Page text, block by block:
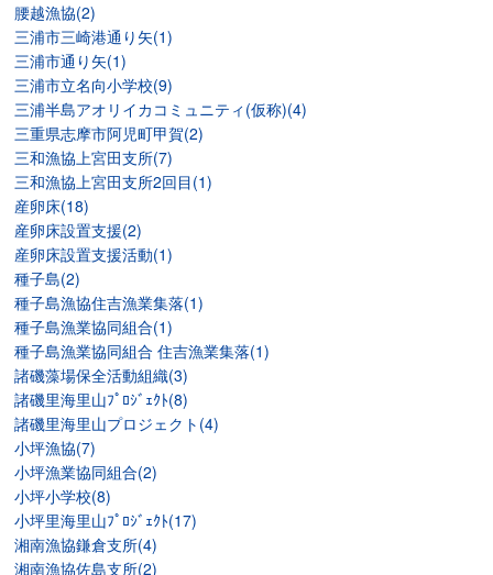
腰越漁協(2)
三浦市三崎港通り矢(1)
三浦市通り矢(1)
三浦市立名向小学校(9)
三浦半島アオリイカコミュニティ(仮称)(4)
三重県志摩市阿児町甲賀(2)
三和漁協上宮田支所(7)
三和漁協上宮田支所2回目(1)
産卵床(18)
産卵床設置支援(2)
産卵床設置支援活動(1)
種子島(2)
種子島漁協住吉漁業集落(1)
種子島漁業協同組合(1)
種子島漁業協同組合 住吉漁業集落(1)
諸磯藻場保全活動組織(3)
諸磯里海里山ﾌﾟﾛｼﾞｪｸﾄ(8)
諸磯里海里山プロジェクト(4)
小坪漁協(7)
小坪漁業協同組合(2)
小坪小学校(8)
小坪里海里山ﾌﾟﾛｼﾞｪｸﾄ(17)
湘南漁協鎌倉支所(4)
湘南漁協佐島支所(2)